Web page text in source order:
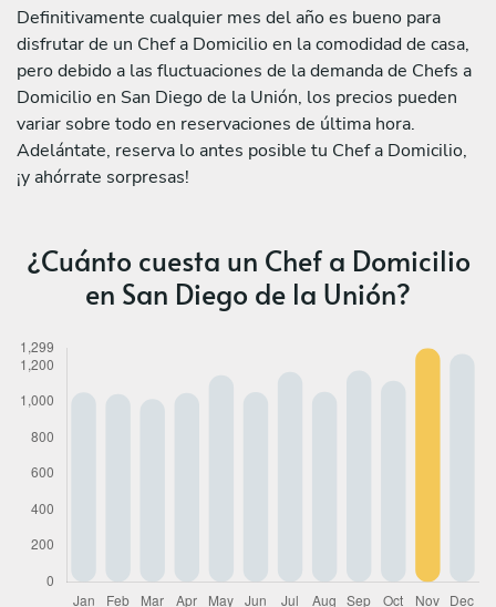
Definitivamente cualquier mes del año es bueno para
disfrutar de un Chef a Domicilio en la comodidad de casa,
pero debido a las fluctuaciones de la demanda de Chefs a
Domicilio en San Diego de la Unión, los precios pueden
variar sobre todo en reservaciones de última hora.
Adelántate, reserva lo antes posible tu Chef a Domicilio,
¡y ahórrate sorpresas!
¿Cuánto cuesta un Chef a Domicilio
en San Diego de la Unión?